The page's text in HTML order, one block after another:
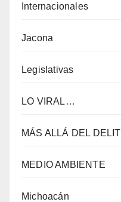
Internacionales
Jacona
Legislativas
LO VIRAL…
MÁS ALLÁ DEL
MEDIO AMBIENTE
Michoacán